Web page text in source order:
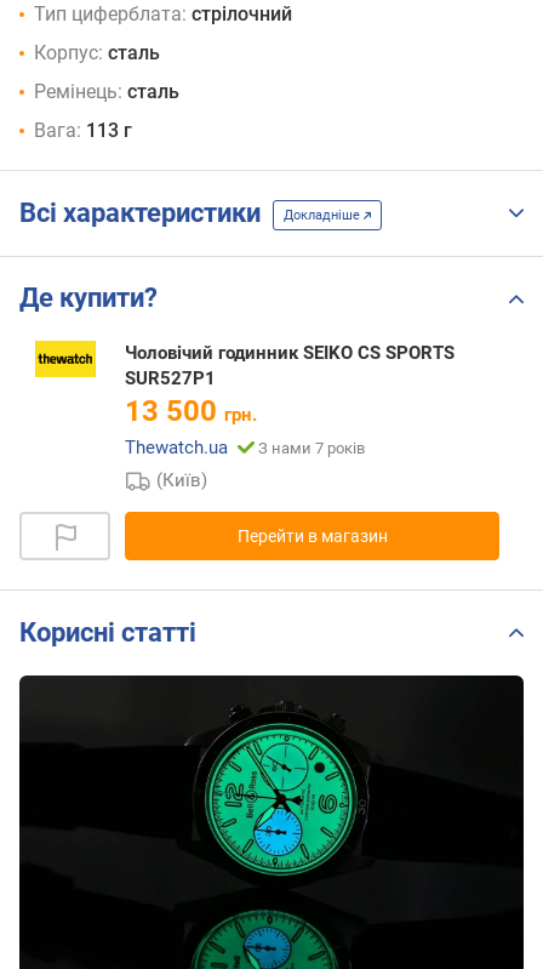
Тип циферблата: стрілочний
Корпус: сталь
Ремінець: сталь
Вага: 113 г
Всі характеристики Докладніше
Де купити?
Чоловічий годинник SEIKO CS SPORTS
SUR527P1
13 500 грн.
Thewatch.ua
З нами 7 років
(Київ)
Перейти в магазин
Корисні статті